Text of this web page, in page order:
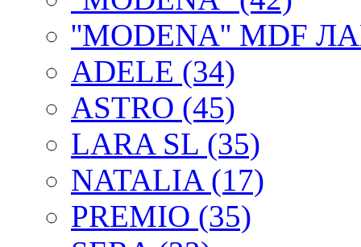
''MODENA'' MDF
ADELE (34)
ASTRO (45)
LARA SL (35)
NATALIA (17)
PREMIO (35)